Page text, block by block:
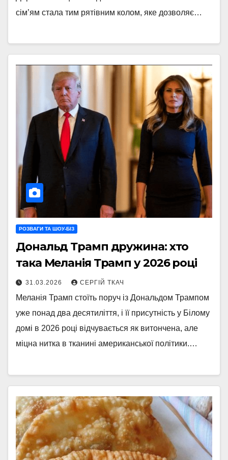
сім’ям стала тим рятівним колом, яке дозволяє…
РОЗВАГИ ТА ШОУ-БІЗ
Дональд Трамп дружина: хто
така Меланія Трамп у 2026 році
31.03.2026 СЕРГІЙ ТКАЧ
Меланія Трамп стоїть поруч із Дональдом Трампом
уже понад два десятиліття, і її присутність у Білому
домі в 2026 році відчувається як витончена, але
міцна нитка в тканині американської політики.…